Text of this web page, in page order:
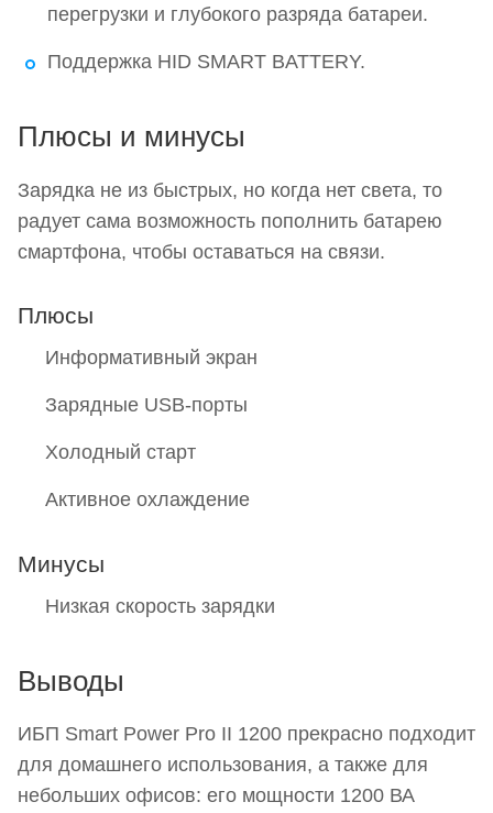
перегрузки и глубокого разряда батареи.
Поддержка HID SMART BATTERY.
Плюсы и минусы
Зарядка не из быстрых, но когда нет света, то
радует сама возможность пополнить батарею
смартфона, чтобы оставаться на связи.
Плюсы
Информативный экран
Зарядные USB-порты
Холодный старт
Активное охлаждение
Минусы
Низкая скорость зарядки
Выводы
ИБП Smart Power Pro II 1200 прекрасно подходит
для домашнего использования, а также для
небольших офисов: его мощности 1200 ВА